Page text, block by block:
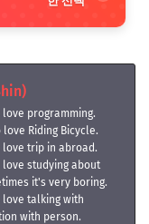
programming.
Riding Bicycle.
love trip in abroad.
studying about
it's very boring.
love talking with
with person.